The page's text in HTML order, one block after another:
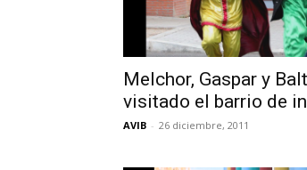
Melchor, Gaspar y
visitado el barrio de
AVIB - 26 diciembre, 2011